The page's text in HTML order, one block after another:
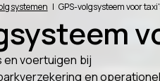
GPS-volgsysteem voor
en voertuigen bij
en